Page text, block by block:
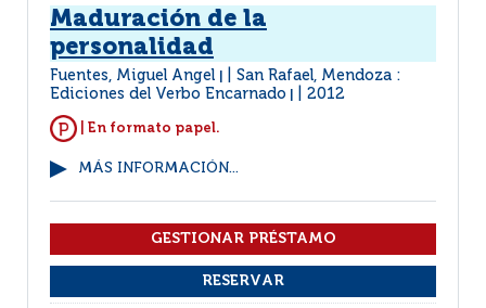
Maduración de la
personalidad
Fuentes, Miguel Angel
San Rafael, Mendoza :
Ediciones del Verbo Encarnado
2012
| En formato papel.
MÁS INFORMACIÓN...